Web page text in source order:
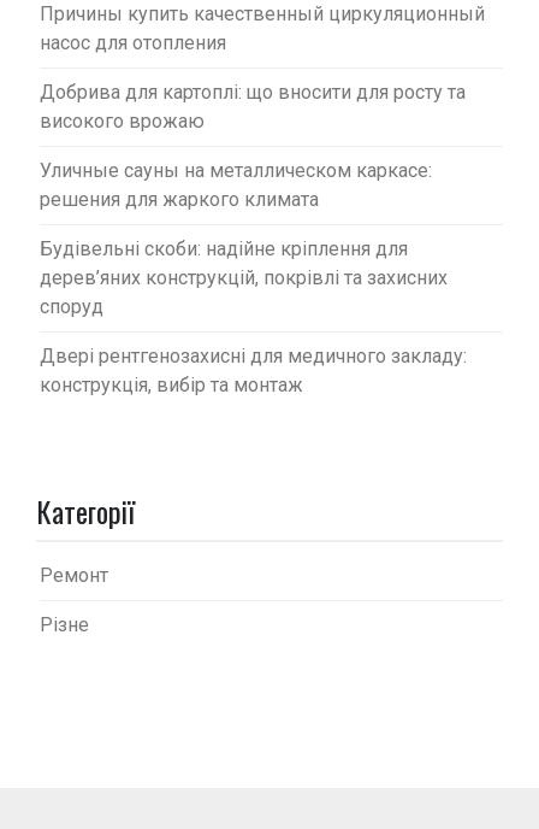
Причины купить качественный циркуляционный
насос для отопления
Добрива для картоплі: що вносити для росту та
високого врожаю
Уличные сауны на металлическом каркасе:
решения для жаркого климата
Будівельні скоби: надійне кріплення для
дерев’яних конструкцій, покрівлі та захисних
споруд
Двері рентгенозахисні для медичного закладу:
конструкція, вибір та монтаж
Категорії
Ремонт
Різне